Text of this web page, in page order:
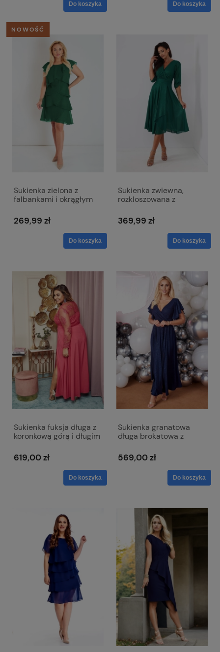
Do koszyka Do koszyka
Sukienka zielona z
falbankami i okrągłym
269,99 zł
Do koszyka
NOWOŚĆ
Sukienka zwiewna,
rozkloszowana z
Viki połyskująca zieleń
369,99 zł
Do koszyka
Sukienka fuksja długa z
koronkową górą i długim
619,00 zł
Do koszyka
Sukienka granatowa
długa brokatowa z
rękawem - Alice
569,00 zł
Do koszyka